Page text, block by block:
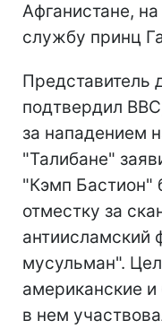
Афганистане,
службу принц
Представитель
подтвердил
за нападением
"Талибане"
"Кэмп Бастион"
отместку за
антиисламский
мусульман".
американские и
в нем